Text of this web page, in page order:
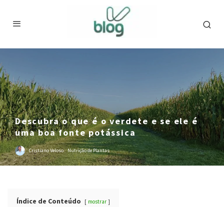
Descubra o que é o verdete e se ele é
uma boa fonte potássica
Cristiano Veloso · Nutrição de Plantas
Índice de Conteúdo mostrar